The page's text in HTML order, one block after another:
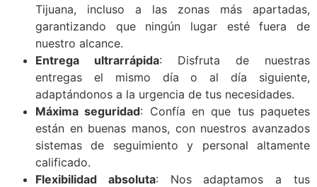
Tijuana, incluso a las zonas más apartadas,
garantizando que ningún lugar esté fuera de
nuestro alcance.
Entrega ultrarrápida: Disfruta de nuestras
entregas el mismo día o al día siguiente,
adaptándonos a la urgencia de tus necesidades.
Máxima seguridad: Confía en que tus paquetes
están en buenas manos, con nuestros avanzados
sistemas de seguimiento y personal altamente
calificado.
Flexibilidad absoluta: Nos adaptamos a tus